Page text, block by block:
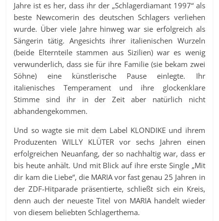
Jahre ist es her, dass ihr der „Schlagerdiamant 1997“ als
beste Newcomerin des deutschen Schlagers verliehen
wurde. Über viele Jahre hinweg war sie erfolgreich als
Sängerin tätig. Angesichts ihrer italienischen Wurzeln
(beide Elternteile stammen aus Sizilien) war es wenig
verwunderlich, dass sie für ihre Familie (sie bekam zwei
Söhne) eine künstlerische Pause einlegte. Ihr
italienisches Temperament und ihre glockenklare
Stimme sind ihr in der Zeit aber natürlich nicht
abhandengekommen.
Und so wagte sie mit dem Label KLONDIKE und ihrem
Produzenten WILLY KLÜTER vor sechs Jahren einen
erfolgreichen Neuanfang, der so nachhaltig war, dass er
bis heute anhält. Und mit Blick auf ihre erste Single „Mit
dir kam die Liebe“, die MARIA vor fast genau 25 Jahren in
der ZDF-Hitparade präsentierte, schließt sich ein Kreis,
denn auch der neueste Titel von MARIA handelt wieder
von diesem beliebten Schlagerthema.